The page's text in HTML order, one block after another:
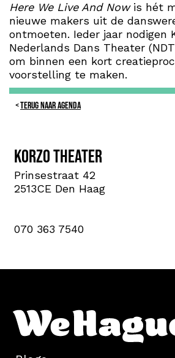
Here We Live And Nowis hét
nieuwe makers uit de
ontmoeten. Ieder jaar nodigen
Nederlands Dans Theater
om binnen een kort
voorstelling te maken.
TERUG NAAR AGENDA
Korzo theater
Prinsestraat 42
2513CE Den Haag
070 363 7540